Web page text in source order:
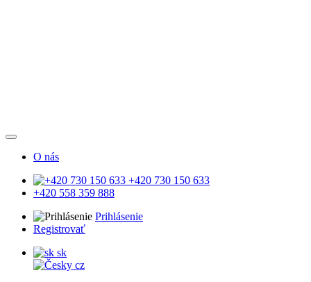
O nás
+420 730 150 633
+420 558 359 888
Prihlásenie
Registrovať
sk
cz